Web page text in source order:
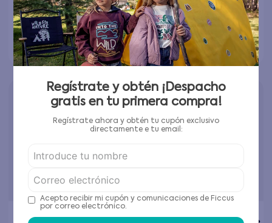
Elige tu talla
Agregar al carrito
Agregar al carrito
Regístrate y obtén ¡Despacho
gratis en tu primera compra!
Regístrate ahora y obtén tu cupón exclusivo
directamente e tu email:
Acepto recibir mi cupón y comunicaciones de Ficcus
por correo electrónico.